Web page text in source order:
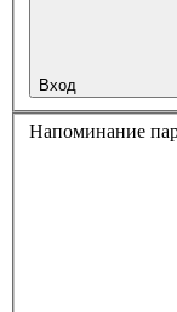
Вход
Напоминание